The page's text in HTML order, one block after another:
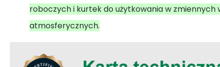
roboczych i kurtek do użytkowania w zmiennych
atmosferycznych.